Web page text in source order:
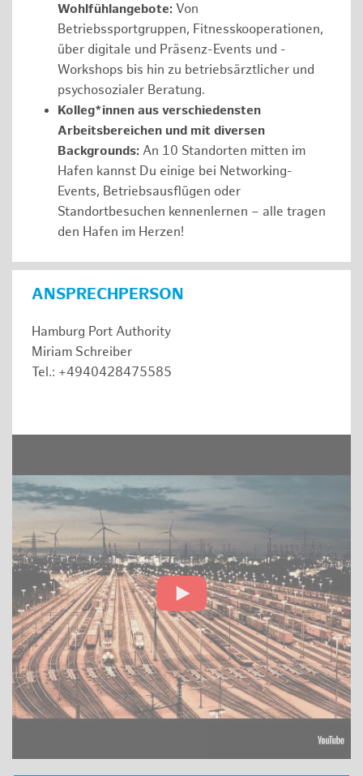
Wohlfühlangebote: Von
Betriebssportgruppen, Fitnesskooperationen,
über digitale und Präsenz-Events und -
Workshops bis hin zu betriebsärztlicher und
psychosozialer Beratung.
Kolleg*innen aus verschiedensten
Arbeitsbereichen und mit diversen
Backgrounds: An 10 Standorten mitten im
Hafen kannst Du einige bei Networking-
Events, Betriebsausflügen oder
Standortbesuchen kennenlernen – alle tragen
den Hafen im Herzen!
ANSPRECHPERSON
Hamburg Port Authority
Miriam Schreiber
Tel.: +4940428475585